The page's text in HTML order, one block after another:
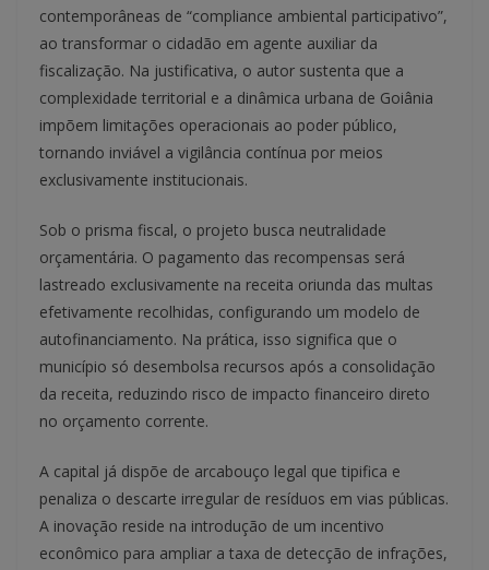
contemporâneas de “compliance ambiental participativo”,
ao transformar o cidadão em agente auxiliar da
fiscalização. Na justificativa, o autor sustenta que a
complexidade territorial e a dinâmica urbana de Goiânia
impõem limitações operacionais ao poder público,
tornando inviável a vigilância contínua por meios
exclusivamente institucionais.
Sob o prisma fiscal, o projeto busca neutralidade
orçamentária. O pagamento das recompensas será
lastreado exclusivamente na receita oriunda das multas
efetivamente recolhidas, configurando um modelo de
autofinanciamento. Na prática, isso significa que o
município só desembolsa recursos após a consolidação
da receita, reduzindo risco de impacto financeiro direto
no orçamento corrente.
A capital já dispõe de arcabouço legal que tipifica e
penaliza o descarte irregular de resíduos em vias públicas.
A inovação reside na introdução de um incentivo
econômico para ampliar a taxa de detecção de infrações,